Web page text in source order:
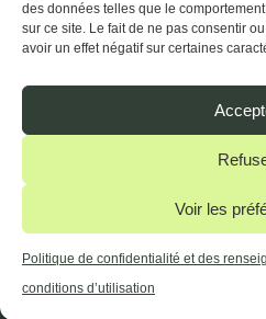
des données telles que le
sur ce site. Le fait de ne pas consentir
avoir un effet négatif sur certaines
Voir les
Politique de confidentialité et des
conditions d’utilisation
Disponible
Nous
© Tous droits réservés